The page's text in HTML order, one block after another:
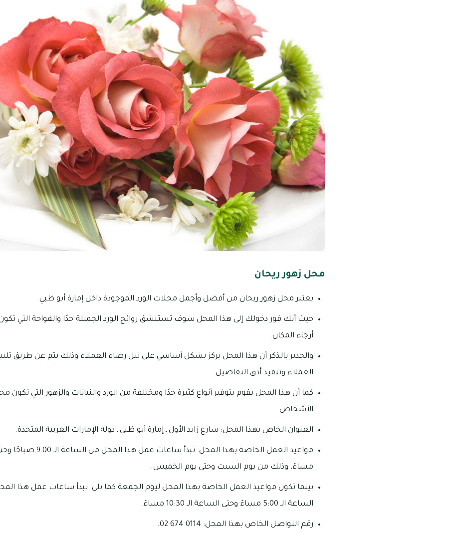
محل زهور ريحان
يعتبر محل زهور ريحان من أفضل وأجمل محلات الورد الموجودة داخل إمارة أبو ظبي.
حيث أنك فور دخولك إلى هذا المحل سوف تستنشق روائح الورد الجميلة جدًا والفواحة التي
أرجاء المكان.
والجدير بالذكر أن هذا المحل يركز بشكل أساسي على نيل رضاء العملاء وذلك يتم عن طريق
العملاء وتنفيذ أدق التفاصيل.
كما أن هذا المحل يقوم بتوفير أنواع كثيرة جدًا ومختلفة من الورد والنباتات والزهور التي تكون
الأشخاص.
العنوان الخاص بهذا المحل: شارع زايد الأول ـ إمارة أبو ظبي ـ دولة الإمارات العربية المتحدة.
مساءً، وذلك من يوم السبت وحتى يوم الخميس.
بينما تكون مواعيد العمل الخاصة بهذا المحل ليوم الجمعة كما يلي: تبدأ ساعات عمل هذا
الساعة الـ 5:00 مساءً وحتى الساعة الـ 10:30 مساءً.
رقم التواصل الخاص بهذا المحل: 0114 674 02.